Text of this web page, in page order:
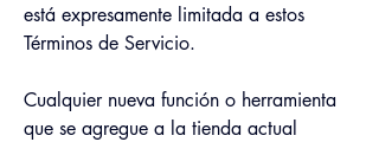
está expresamente limitada a estos
Términos de Servicio.
Cualquier nueva función o herramienta
que se agregue a la tienda actual